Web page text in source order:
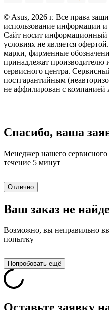
© Asus, 2026 г. Все права
использование информации и
Сайт носит информационный
условиях не является
марки, фирменные
принадлежат производителю
сервисного центра.
постгарантийным
не аффилирован с компанией
Спасибо, ваша
Менеджер нашего сервисного
течение 5 минут
Отлично
Ваш заказ не
Возможно, вы неправильно
попытку
Попробовать ещё